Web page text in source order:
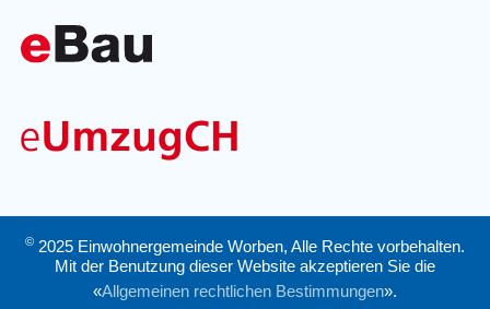
© 2025 Einwohnergemeinde Worben, Alle Rechte vorbehalten.
Mit der Benutzung dieser Website akzeptieren Sie die
«Allgemeinen rechtlichen Bestimmungen».